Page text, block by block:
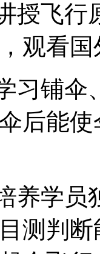
授飞
观看
习铺
后能
养学
测判